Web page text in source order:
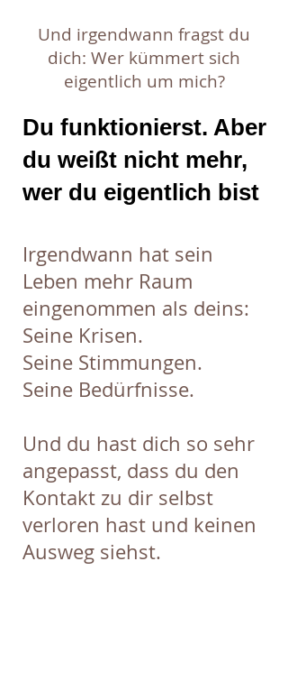
Und irgendwann fragst du
dich: Wer kümmert sich
eigentlich um mich?
Du funktionierst. Aber
du weißt nicht mehr,
wer du eigentlich bist
Irgendwann hat sein
Leben mehr Raum
eingenommen als deins:
Seine Krisen.
Seine Stimmungen.
Seine Bedürfnisse.
Und du hast dich so sehr
angepasst, dass du den
Kontakt zu dir selbst
verloren hast und keinen
Ausweg siehst.